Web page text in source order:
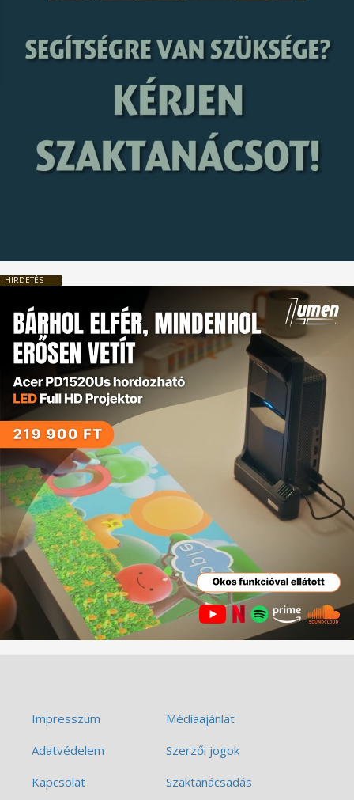
HIRDETÉS
Impresszum
Médiaajánlat
Adatvédelem
Szerzői jogok
Kapcsolat
Szaktanácsadás